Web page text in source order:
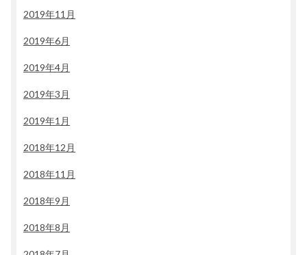
2019年11月
2019年6月
2019年4月
2019年3月
2019年1月
2018年12月
2018年11月
2018年9月
2018年8月